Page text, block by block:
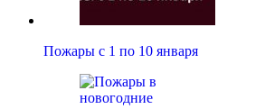
Пожары с 1 по 10 января